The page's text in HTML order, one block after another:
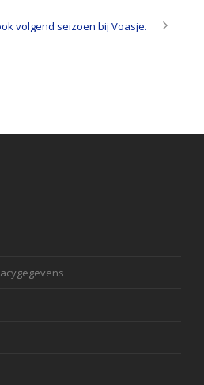
volgend seizoen bij Voasje.